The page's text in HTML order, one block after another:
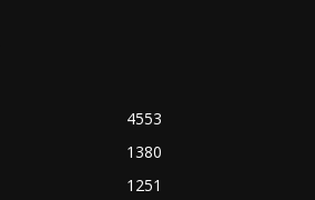
4553
1380
1251